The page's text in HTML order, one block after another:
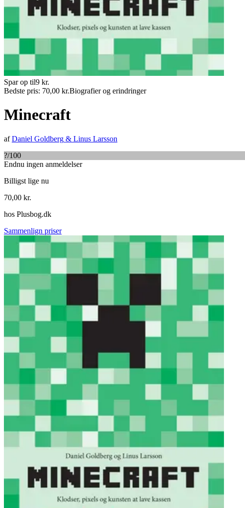
Spar op til9 kr.
Bedste pris: 70,00 kr.Biografier og erindringer
Minecraft
afDaniel Goldberg & Linus Larsson
?/100
Endnu ingen anmeldelser
Billigst lige nu
70,00 kr.
hos Plusbog.dk
Sammenlign priser